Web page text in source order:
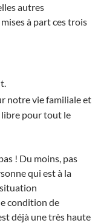
autres
à part ces trois
notre vie familiale et
libre pour tout le
! Du moins, pas
qui est à la
condition de
déjà une très haute